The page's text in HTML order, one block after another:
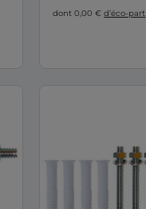
dont 0,00 €d’éco-part